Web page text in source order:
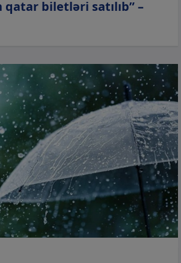
biletləri satılıb” –